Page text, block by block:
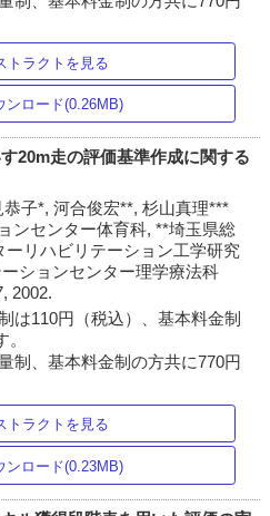
トラクトを見る
ンロード(0.26MB)
20m走の評価基準作成に関する
子*, 河合俊宏**, 杉山真理***
ンセンター体育科, **埼玉県総
リハビリテーション工学研究
ションセンター理学療法科
2002.
は110円（税込）、基本料金制
制、基本料金制の方共に770円
トラクトを見る
ンロード(0.23MB)